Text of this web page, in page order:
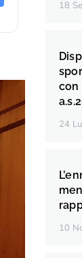
18
con
24
10